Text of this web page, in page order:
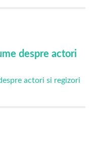
despre actori